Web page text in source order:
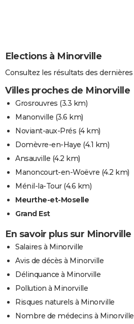
Elections à Minorville
Consultez les résultats des dernières
Villes proches de Minorville
Grosrouvres (3.3 km)
Manonville (3.6 km)
Noviant-aux-Prés (4 km)
Domèvre-en-Haye (4.1 km)
Ansauville (4.2 km)
Manoncourt-en-Woëvre (4.2 km)
Ménil-la-Tour(4.6 km)
Meurthe-et-Moselle
Grand Est
En savoir plus sur Minorville
Salaires à Minorville
Avis de décès à Minorville
Délinquance à Minorville
Pollution à Minorville
Risques naturels à Minorville
Nombre de médecins à Minorville